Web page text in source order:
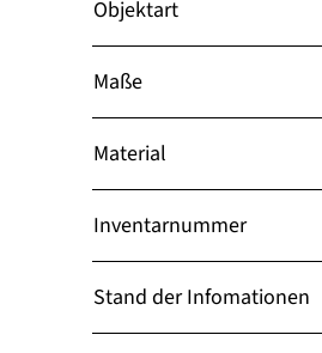
Objektart
Maße
Material
Inventarnummer
Stand der Infomationen